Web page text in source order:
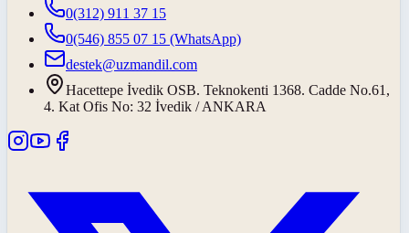
0(312) 911 37 15
0(546) 855 07 15 (WhatsApp)
destek@uzmandil.com
Hacettepe İvedik OSB. Teknokenti 1368. Cadde No.61,
4. Kat Ofis No: 32 İvedik / ANKARA